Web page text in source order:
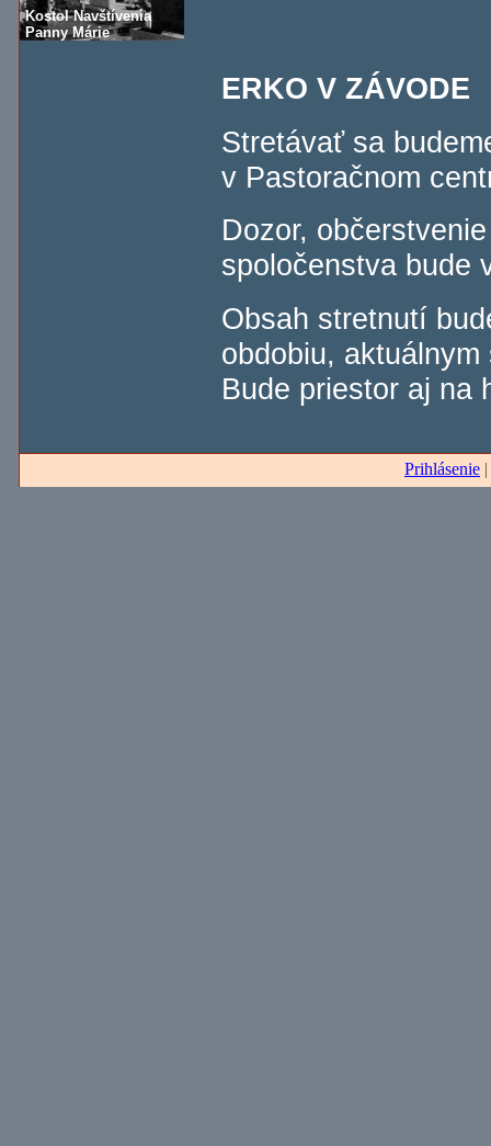
Kostol Navštívenia
Panny Márie
ERKO V ZÁVODE
Stretávať sa
v Pastoračnom
Dozor,
spoločenstva bude
Obsah stretnutí
obdobiu,
Bude priestor aj
Prihlásenie